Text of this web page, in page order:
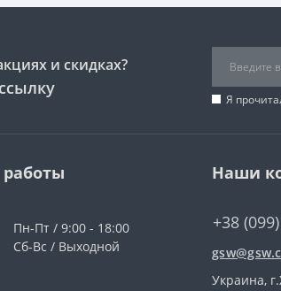
и скидках?
Я
Пн-Пт / 9:00 - 18:00
Сб-Вс / Выходной
Наши
+38
Украина,